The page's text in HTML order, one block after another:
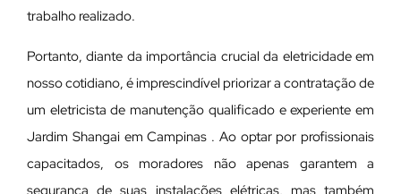
trabalho realizado.
Portanto, diante da importância crucial da eletricidade em
nosso cotidiano, é imprescindível priorizar a contratação de
um eletricista de manutenção qualificado e experiente em
Jardim Shangai em Campinas . Ao optar por profissionais
capacitados, os moradores não apenas garantem a
segurança de suas instalações elétricas, mas também